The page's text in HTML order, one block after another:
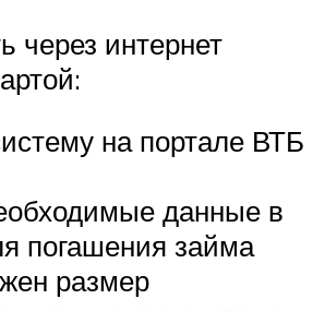
через интернет
на портале ВТБ
данные в
погашения займа
размер